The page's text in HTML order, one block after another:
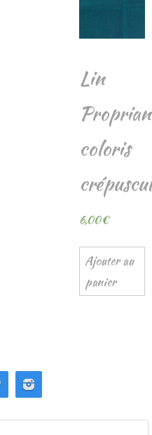
Lin
coloris
6,00€
Ajouter au
panier